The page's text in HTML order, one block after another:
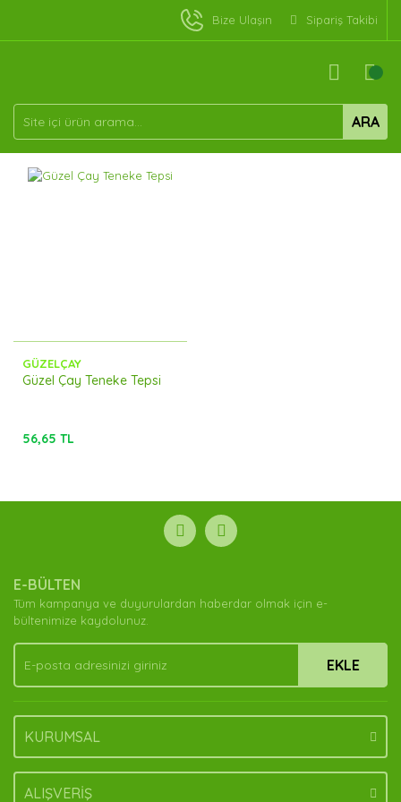
Bize Ulaşın Sipariş Takibi
ARA
GÜZELÇAY
Güzel Çay Teneke Tepsi
56,65 TL
E-BÜLTEN
Tüm kampanya ve duyurulardan haberdar olmak için e-
bültenimize kaydolunuz.
EKLE
KURUMSAL
ALIŞVERİŞ